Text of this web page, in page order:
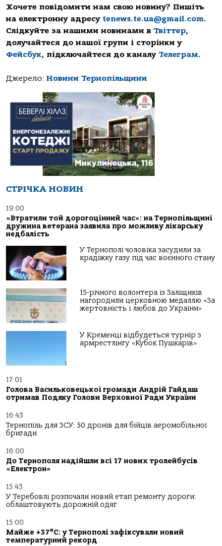
Хочете повідомити нам свою новину? Пишіть
на електронну адресу tenews.te.ua@gmail.com.
Слідкуйте за нашими новинами в Твіттер,
долучайтеся до нашої групи і сторінки у
Фейсбук, підключайтеся до каналу Телеграм.
Джерело: Новини Тернопільщини
СТРІЧКА НОВИН
19:00
«Втратили той дорогоцінний час»: на Тернопільщині
дружина ветерана заявила про можливу лікарську
недбалість
У Тернополі чоловіка засудили за
крадіжку газу під час воєнного стану
15-річного волонтера із Заліщиків
нагородили церковною медаллю «За
жертовність і любов до України»
У Кременці відбудеться турнір з
армрестлінгу «Кубок Пушкарів»
17:01
Голова Васильковецької громади Андрій Гайдаш
отримав Подяку Голови Верховної Ради України
16:43
Тернопіль для ЗСУ: 50 дронів для бійців аеромобільної
бригади
16:00
До Тернополя надійшли всі 17 нових тролейбусів
«Електрон»
15:43
У Теребовлі розпочали новий етап ремонту дороги:
облаштовують дорожній одяг
15:00
Майже +37°C: у Тернополі зафіксували новий
температурний рекорд